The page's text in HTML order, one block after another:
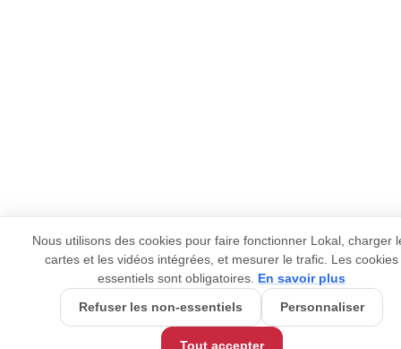
Nous utilisons des cookies pour faire fonctionner Lokal, charger
cartes et les vidéos intégrées, et mesurer le trafic. Les cookies
essentiels sont obligatoires. En savoir plus
Refuser les non-essentiels
Personnaliser
Tout accepter